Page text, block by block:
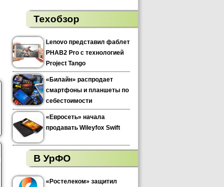
Техобзор
Lenovo представил фаблет
PHAB2 Pro с технологией
Project Tango
«Билайн» распродает
смартфоны и планшеты по
себестоимости
«Евросеть» начала
продавать Wileyfox Swift
В УрФО
«Ростелеком» защитил